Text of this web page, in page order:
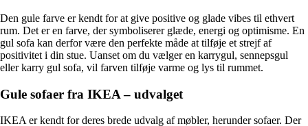
Den gule farve er kendt for at give positive og glade vibes til ethvert
rum. Det er en farve, der symboliserer glæde, energi og optimisme. En
gul sofa kan derfor være den perfekte måde at tilføje et strejf af
positivitet i din stue. Uanset om du vælger en karrygul, sennepsgul
eller karry gul sofa, vil farven tilføje varme og lys til rummet.
Gule sofaer fra IKEA – udvalget
IKEA er kendt for deres brede udvalg af møbler, herunder sofaer. Der